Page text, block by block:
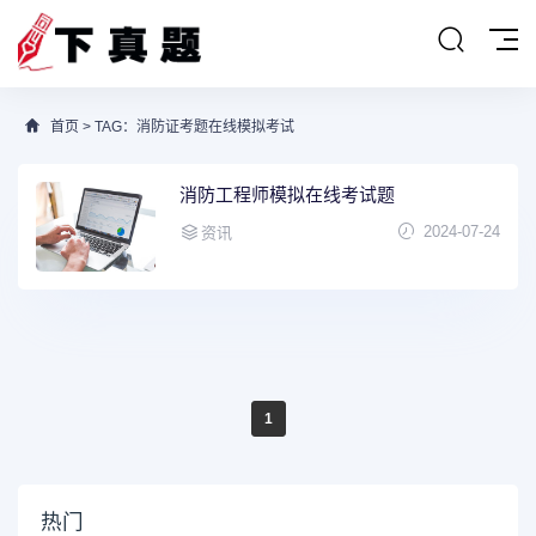
首页 > TAG：消防证考题在线模拟考试
消防工程师模拟在线考试题
资讯 2024-07-24
1
热门